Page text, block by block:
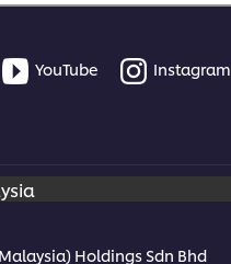
YouTube Instagram
Holdings Sdn Bhd